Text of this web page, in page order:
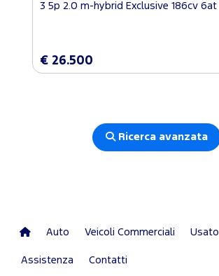
3 5p 2.0 m-hybrid Exclusive 186cv 6at
€ 26.500
Ricerca avanzata
Auto Veicoli Commerciali Usato
Assistenza Contatti